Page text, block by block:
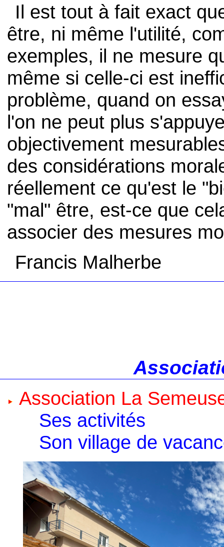
Il est tout à fait exact
être, ni même l'utilité,
exemples, il ne mesure
même si celle-ci est
problème, quand on
l'on ne peut plus
objectivement
des considérations
réellement ce qu'est le
"mal" être, est-ce que
associer des mesures
Francis Malherbe
Association La
Ses activités
Son village de